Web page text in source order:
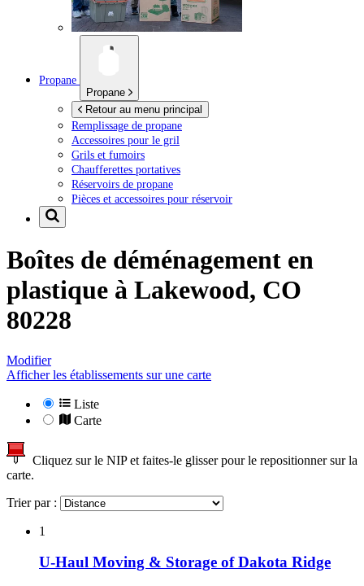
Propane
Propane
Retour au menu principal
Remplissage de propane
Accessoires pour le gril
Grils et fumoirs
Chaufferettes portatives
Réservoirs de propane
Pièces et accessoires pour réservoir
Boîtes de déménagement en
plastique à Lakewood, CO
80228
Modifier
Afficher les établissements sur une carte
Liste
Carte
Cliquez sur le NIP et faites-le glisser pour le repositionner sur la
carte.
Trier par :
1
U-Haul Moving & Storage of Dakota Ridge